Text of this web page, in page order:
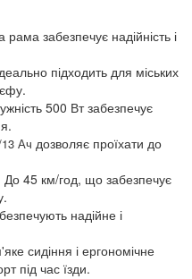
рама забезпечує надійність і
підходить для міських
500 Вт забезпечує
Ач дозволяє проїхати до
До 45 км/год, що забезпечує
надійне і
сидіння і ергономічне
під час їзди.